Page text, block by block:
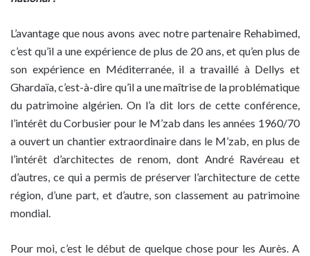
L’avantage que nous avons avec notre partenaire Rehabimed,
c’est qu’il a une expérience de plus de 20 ans, et qu’en plus de
son expérience en Méditerranée, il a travaillé à Dellys et
Ghardaïa, c’est-à-dire qu’il a une maîtrise de la problématique
du patrimoine algérien. On l’a dit lors de cette conférence,
l’intérêt du Corbusier pour le M’zab dans les années 1960/70
a ouvert un chantier extraordinaire dans le M’zab, en plus de
l’intérêt d’architectes de renom, dont André Ravéreau et
d’autres, ce qui a permis de préserver l’architecture de cette
région, d’une part, et d’autre, son classement au patrimoine
mondial.
Pour moi, c’est le début de quelque chose pour les Aurès. A